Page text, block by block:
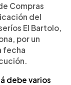
Compras
del
El Bartolo,
por un
fecha
debe varios